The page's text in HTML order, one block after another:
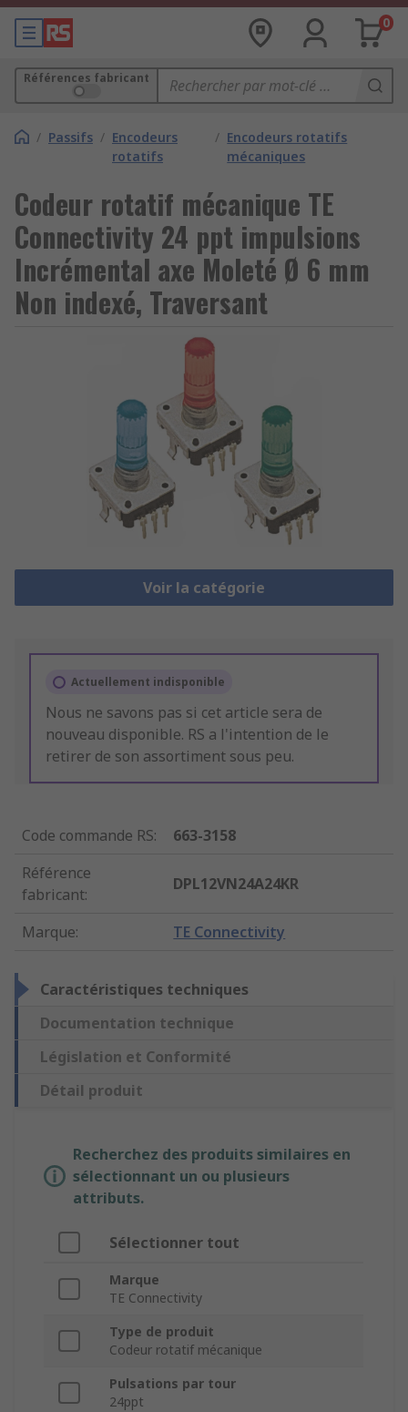
0
Références fabricant
/ Passifs / Encodeurs
rotatifs
/ Encodeurs rotatifs
mécaniques
Codeur rotatif mécanique TE
Connectivity 24 ppt impulsions
Incrémental axe Moleté Ø 6 mm
Non indexé, Traversant
Voir la catégorie
Actuellement indisponible
Nous ne savons pas si cet article sera de
nouveau disponible. RS a l'intention de le
retirer de son assortiment sous peu.
Code commande RS:
663-3158
Référence
fabricant:
DPL12VN24A24KR
Marque: TE Connectivity
Caractéristiques techniques
Documentation technique
Législation et Conformité
Détail produit
Recherchez des produits similaires en
sélectionnant un ou plusieurs
attributs.
Sélectionner tout
Marque
TE Connectivity
Type de produit
Codeur rotatif mécanique
Pulsations par tour
24ppt